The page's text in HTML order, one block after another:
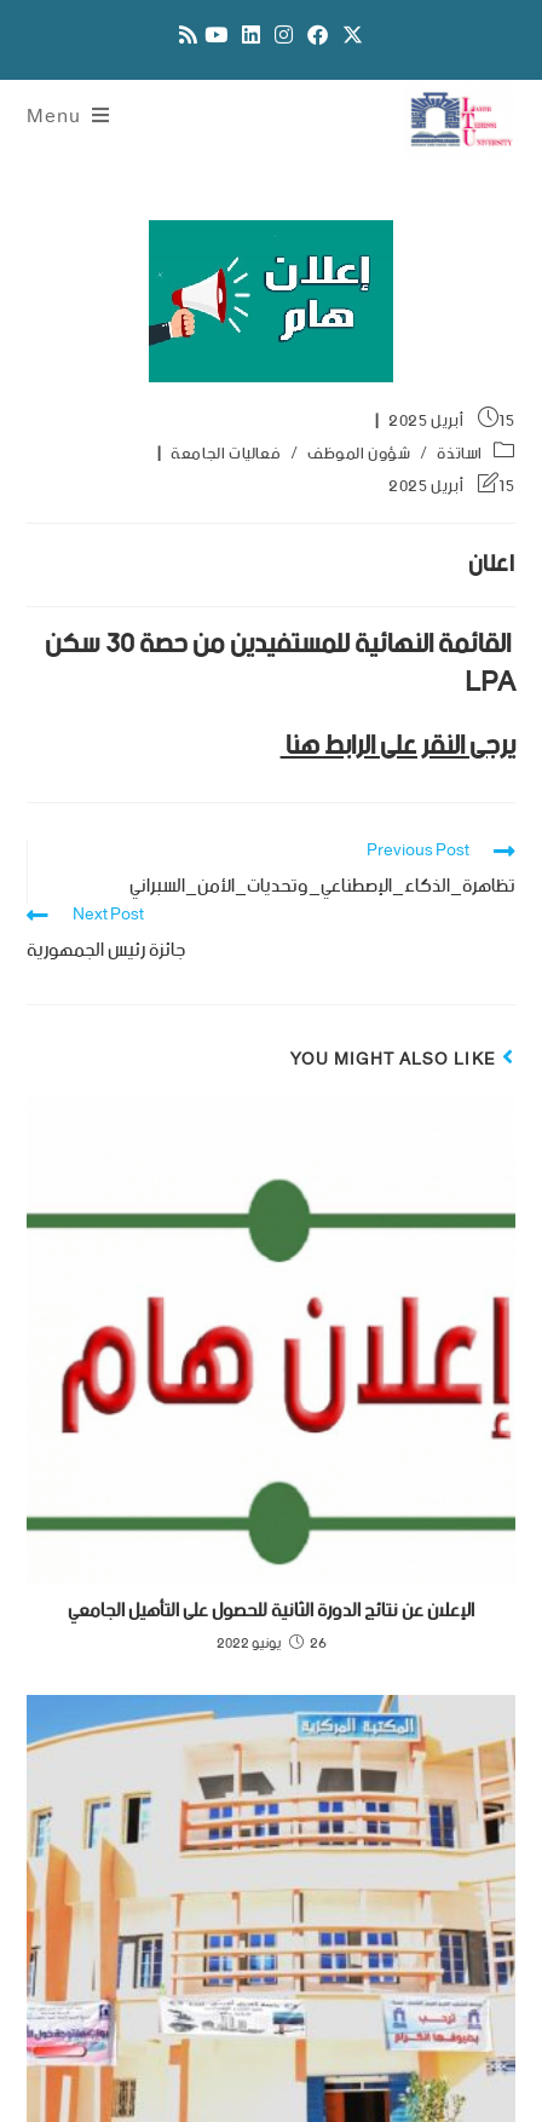
Menu
15 أبريل 2025
اساتذة / شؤون الموظف / فعاليات الجامعة
15 أبريل 2025
اعلان
القائمة النهائية للمستفيدين من حصة 30 سكن
LPA
يرجى النقر على الرابط هنا
Previous Post
تظاهرة_الذكاء_الإصطناعي_وتحديات_الأمن_السبراني
Next Post
جائزة رئيس الجمهورية
YOU MIGHT ALSO LIKE
الإعلان عن نتائج الدورة الثانية للحصول على التأهيل الجامعي
26 يونيو 2022